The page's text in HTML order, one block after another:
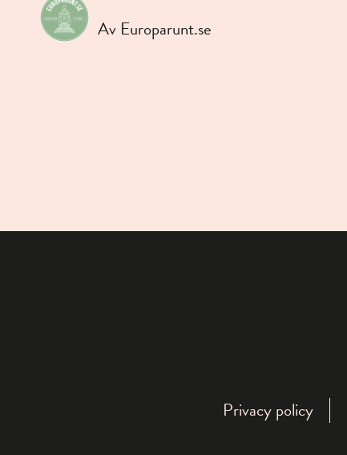
Av Europarunt.se
Privacy policy